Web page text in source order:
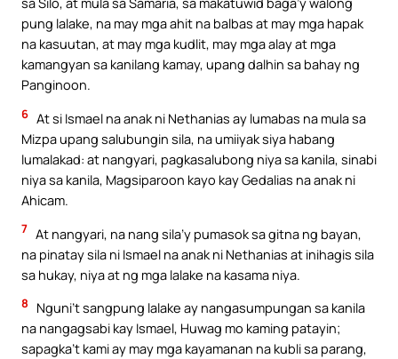
pung lalake, na may mga ahit na balbas at may mga hapak
na kasuutan, at may mga kudlit, may mga alay at mga
kamangyan sa kanilang kamay, upang dalhin sa bahay ng
Panginoon.
6 At si Ismael na anak ni Nethanias ay lumabas na mula sa
Mizpa upang salubungin sila, na umiiyak siya habang
lumalakad: at nangyari, pagkasalubong niya sa kanila, sinabi
niya sa kanila, Magsiparoon kayo kay Gedalias na anak ni
Ahicam.
7 At nangyari, na nang sila’y pumasok sa gitna ng bayan,
na pinatay sila ni Ismael na anak ni Nethanias at inihagis sila
sa hukay, niya at ng mga lalake na kasama niya.
8
Nguni’t sangpung lalake ay nangasumpungan sa kanila
na nangagsabi kay Ismael, Huwag mo kaming patayin;
sapagka’t kami ay may mga kayamanan na kubli sa parang,